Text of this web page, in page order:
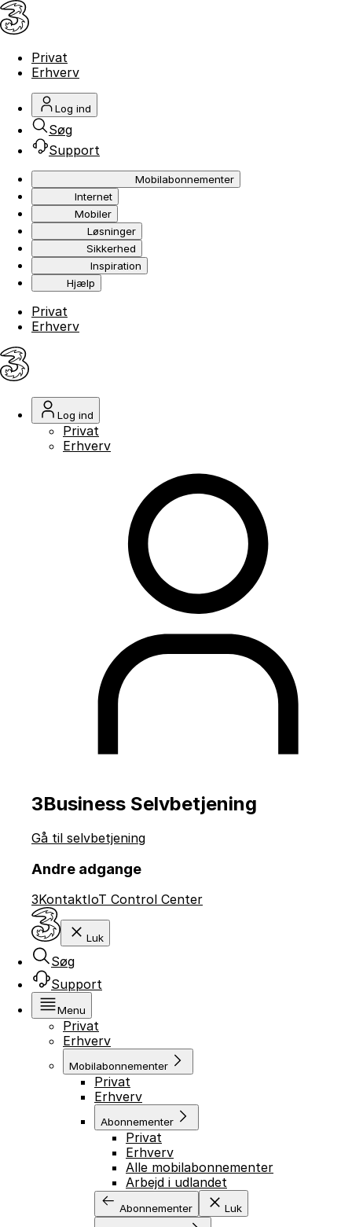
Privat
Erhverv
Log ind
Søg
Support
Mobilabonnementer
Internet
Mobiler
Løsninger
Sikkerhed
Inspiration
Hjælp
Privat
Erhverv
Log ind
Privat
Erhverv
3Business Selvbetjening
Gå til selvbetjening
Andre adgange
3KontaktIoT Control Center
Luk
Søg
Support
Menu
Privat
Erhverv
Mobilabonnementer
Privat
Erhverv
Abonnementer
Privat
Erhverv
Alle mobilabonnementer
Arbejd i udlandet
Abonnementer Luk